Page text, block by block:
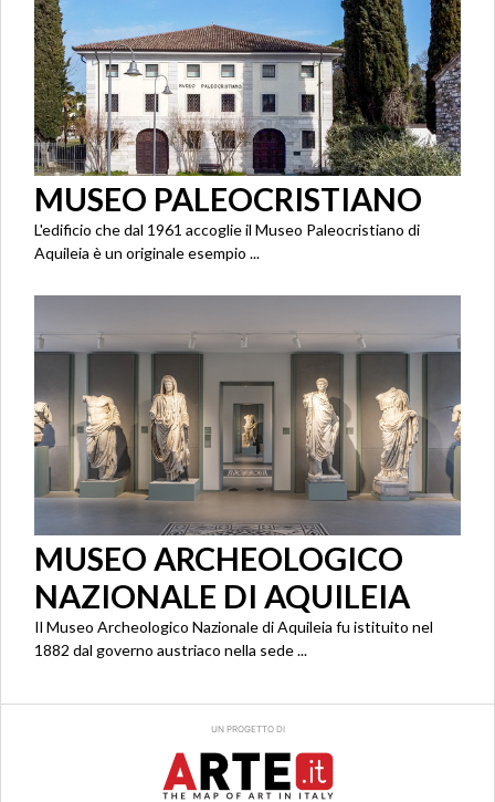
MUSEO PALEOCRISTIANO
L'edificio che dal 1961 accoglie il Museo Paleocristiano di
Aquileia è un originale esempio ...
MUSEO ARCHEOLOGICO
NAZIONALE DI AQUILEIA
Il Museo Archeologico Nazionale di Aquileia fu istituito nel
1882 dal governo austriaco nella sede ...
UN PROGETTO DI